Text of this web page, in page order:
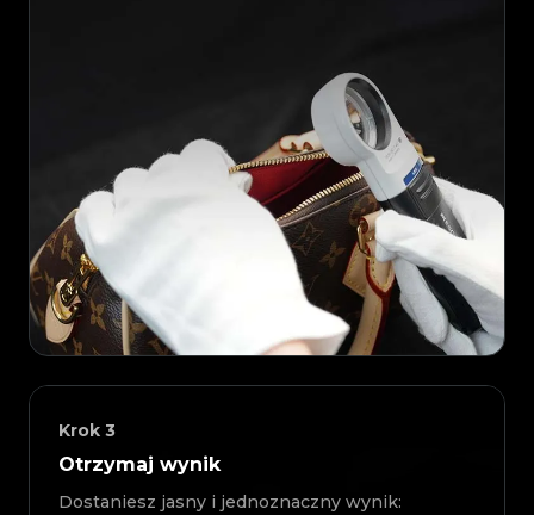
Krok 3
Otrzymaj wynik
Dostaniesz jasny i jednoznaczny wynik: